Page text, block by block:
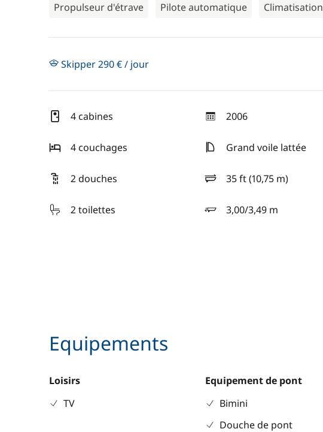
Propulseur d'étrave Pilote automatique Climatisation
Skipper 290 € / jour
4 cabines 2006
année
4 couchages
Grand voile lattée
2 douches 35 ft (10,75 m)
longueur
2 toilettes
3,00/3,49 m
tirant d'eau
Equipements
Loisirs
TV
Equipement de pont
Bimini
Douche de pont